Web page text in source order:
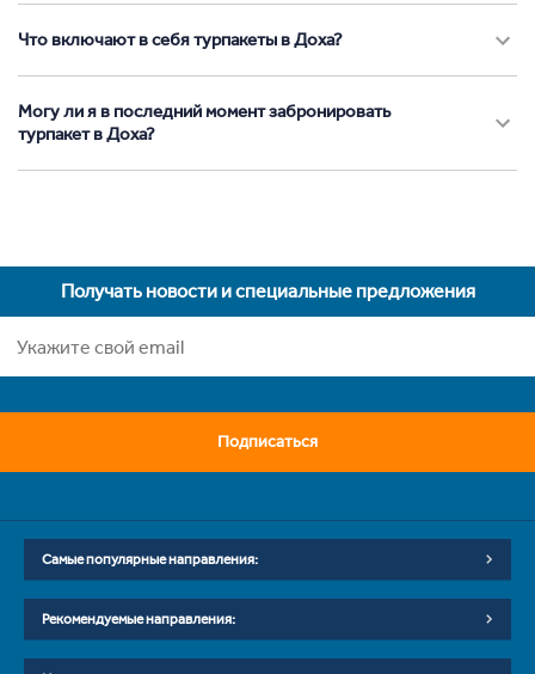
Что включают в себя турпакеты в Доха?
Могу ли я в последний момент забронировать
турпакет в Доха?
Получать новости и специальные предложения
Подписаться
Самые популярные направления:
Рекомендуемые направления: